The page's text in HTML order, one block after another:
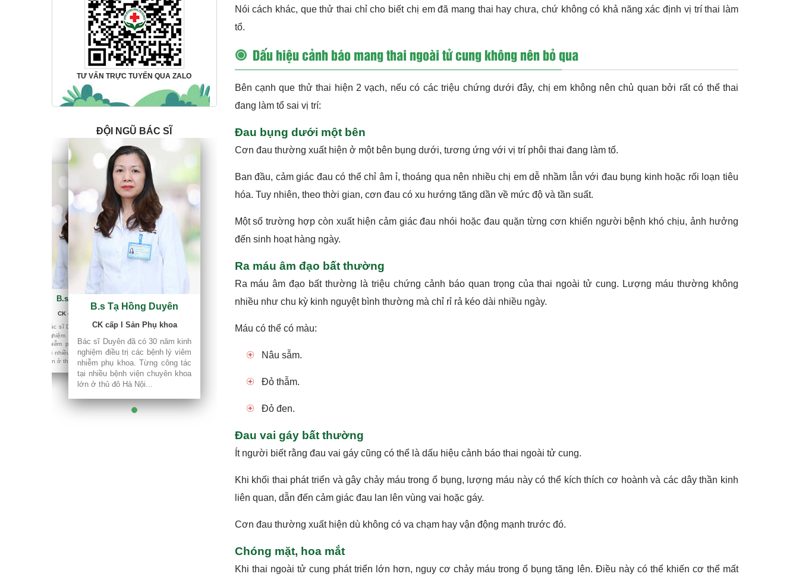
TƯ VẤN TRỰC TUYẾN QUA ZALO
ĐỘI NGŨ BÁC SĨ
B.s Tạ Hồng Duyên
CK cấp I Sản Phụ khoa
Bác sĩ Duyên đã có 30 năm kinh
nhiễm phụ khoa. Từng công tác
lớn ở thủ đô Hà Nội...
B.s Tạ Hồng Duyên
CK cấp I Sản Phụ khoa
Bác sĩ Duyên đã có 30 năm kinh
nghiệm điều trị các bệnh lý viêm
nhiễm phụ khoa. Từng công tác
tại nhiều bệnh viện chuyên khoa
lớn ở thủ đô Hà Nội...
B.s Tạ Hồng Duyên
CK cấp I Sản Phụ khoa
Bác sĩ Duyên đã có 30 năm kinh
nghiệm điều trị các bệnh lý viêm
nhiễm phụ khoa. Từng công tác
tại nhiều bệnh viện chuyên khoa
lớn ở thủ đô Hà Nội...
Nói cách khác, que thử thai chỉ cho biết chị em đã mang thai hay chưa, chứ không có khả năng xác định vị trí thai làm
tổ.
Dấu hiệu cảnh báo mang thai ngoài tử cung không nên bỏ qua
Bên cạnh que thử thai hiện 2 vạch, nếu có các triệu chứng dưới đây, chị em không nên chủ quan bởi rất có thể thai
đang làm tổ sai vị trí:
Đau bụng dưới một bên
Cơn đau thường xuất hiện ở một bên bụng dưới, tương ứng với vị trí phôi thai đang làm tổ.
Ban đầu, cảm giác đau có thể chỉ âm ỉ, thoáng qua nên nhiều chị em dễ nhầm lẫn với đau bụng kinh hoặc rối loạn tiêu
hóa. Tuy nhiên, theo thời gian, cơn đau có xu hướng tăng dần về mức độ và tần suất.
Một số trường hợp còn xuất hiện cảm giác đau nhói hoặc đau quặn từng cơn khiến người bệnh khó chịu, ảnh hưởng
đến sinh hoạt hàng ngày.
Ra máu âm đạo bất thường
Ra máu âm đạo bất thường là triệu chứng cảnh báo quan trọng của thai ngoài tử cung. Lượng máu thường không
nhiều như chu kỳ kinh nguyệt bình thường mà chỉ rỉ rả kéo dài nhiều ngày.
Máu có thể có màu:
Nâu sẫm.
Đỏ thẫm.
Đỏ đen.
Đau vai gáy bất thường
Ít người biết rằng đau vai gáy cũng có thể là dấu hiệu cảnh báo thai ngoài tử cung.
Khi khối thai phát triển và gây chảy máu trong ổ bụng, lượng máu này có thể kích thích cơ hoành và các dây thần kinh
liên quan, dẫn đến cảm giác đau lan lên vùng vai hoặc gáy.
Cơn đau thường xuất hiện dù không có va chạm hay vận động mạnh trước đó.
Chóng mặt, hoa mắt
Khi thai ngoài tử cung phát triển lớn hơn, nguy cơ chảy máu trong ổ bụng tăng lên. Điều này có thể khiến cơ thể mất